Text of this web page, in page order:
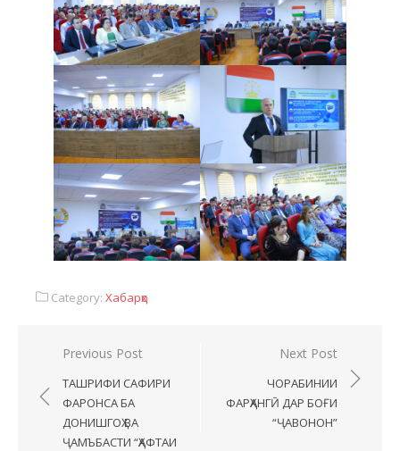
Category: Хабарҳо
Previous Post
ТАШРИФИ САФИРИ
ФАРОНСА БА
ДОНИШГОҲ ВА
ҶАМЪБАСТИ “ҲАФТАИ
Next Post
ЧОРАБИНИИ
ФАРҲАНГӢ ДАР БОҒИ
“ҶАВОНОН”